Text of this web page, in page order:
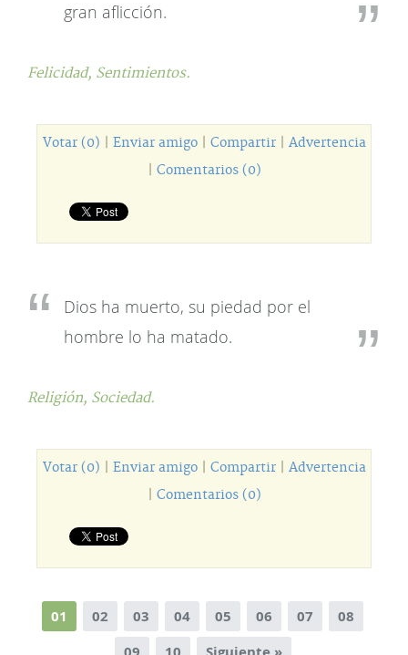
gran aflicción.
Felicidad, Sentimientos.
Votar (0) Enviar amigo| Compartir| Advertencia
Comentarios (0)
Dios ha muerto, su piedad por el
hombre lo ha matado.
Religión, Sociedad.
Votar (0) Enviar amigo| Compartir| Advertencia
Comentarios (0)
01 02 03 04 05 06 07
08